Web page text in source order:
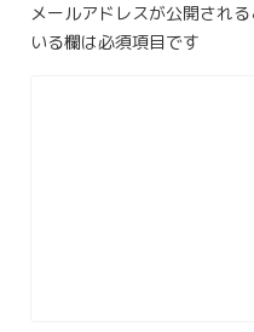
メールアドレスが公開される
いる欄は必須項目です